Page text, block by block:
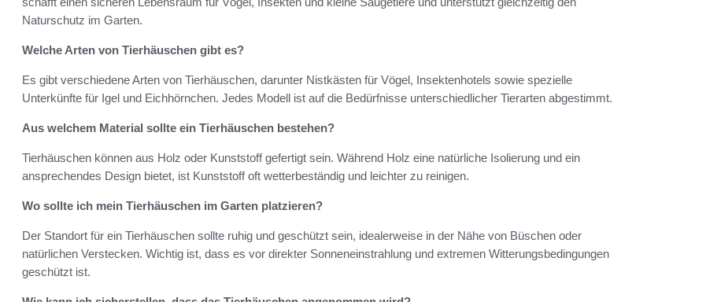
Naturschutz im Garten.
Welche Arten von Tierhäuschen gibt es?
Es gibt verschiedene Arten von Tierhäuschen, darunter Nistkästen für Vögel, Insektenhotels sowie spezielle
Unterkünfte für Igel und Eichhörnchen. Jedes Modell ist auf die Bedürfnisse unterschiedlicher Tierarten abgestimmt.
Aus welchem Material sollte ein Tierhäuschen bestehen?
Tierhäuschen können aus Holz oder Kunststoff gefertigt sein. Während Holz eine natürliche Isolierung und ein
ansprechendes Design bietet, ist Kunststoff oft wetterbeständig und leichter zu reinigen.
Wo sollte ich mein Tierhäuschen im Garten platzieren?
Der Standort für ein Tierhäuschen sollte ruhig und geschützt sein, idealerweise in der Nähe von Büschen oder
natürlichen Verstecken. Wichtig ist, dass es vor direkter Sonneneinstrahlung und extremen Witterungsbedingungen
geschützt ist.